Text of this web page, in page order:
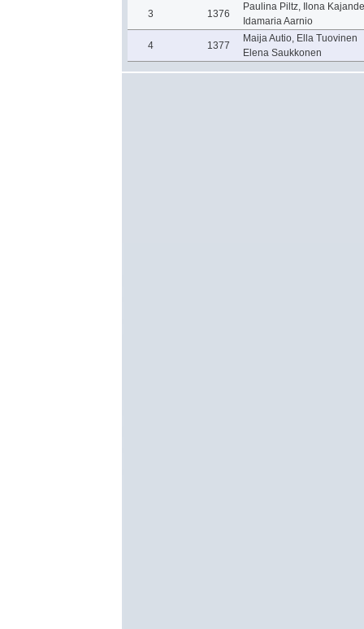
3 1376
Paulina Piltz, Ilona
Idamaria Aarnio
4 1377
Maija Autio, Ella Tuovinen
Elena Saukkonen